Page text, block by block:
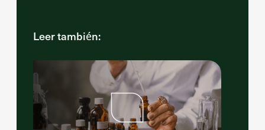
Leer también: